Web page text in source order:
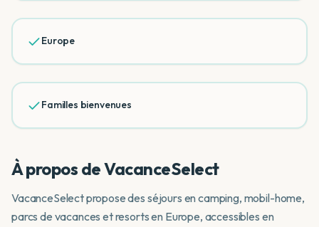
Europe
Familles bienvenues
À propos deVacanceSelect
VacanceSelect propose des séjours en camping, mobil-home,
parcs de vacances et resorts en Europe, accessibles en